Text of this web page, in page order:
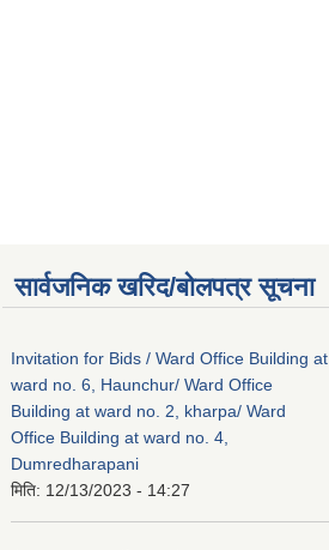
सार्वजनिक खरिद/बोलपत्र सूचना
Invitation for Bids / Ward Office Building at
ward no. 6, Haunchur/ Ward Office
Building at ward no. 2, kharpa/ Ward
Office Building at ward no. 4,
Dumredharapani
मिति: 12/13/2023 - 14:27